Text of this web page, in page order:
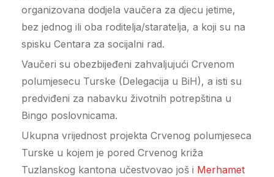
organizovana dodjela vaučera za djecu jetime,
bez jednog ili oba roditelja/staratelja, a koji su na
spisku Centara za socijalni rad.
Vaučeri su obezbijeđeni zahvaljujući Crvenom
polumjesecu Turske (Delegacija u BiH), a isti su
predviđeni za nabavku životnih potrepština u
Bingo poslovnicama.
Ukupna vrijednost projekta Crvenog polumjeseca
Turske u kojem je pored Crvenog križa
Tuzlanskog kantona učestvovao još i Merhamet